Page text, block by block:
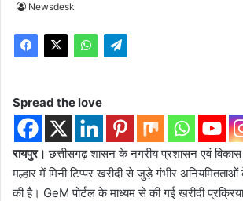
Newsdesk
Spread the love
रायपुर। छत्तीसगढ़ शासन के नगरीय प्रशासन एवं
मल्हार में मिनी टिप्पर खरीदी से जुड़े गंभीर अनियमितताओं
की है। GeM पोर्टल के माध्यम से की गई खरीदी